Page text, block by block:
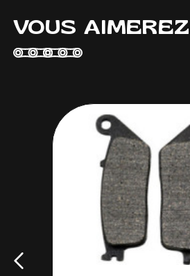
VOUS